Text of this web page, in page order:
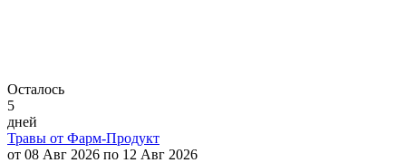
Осталось
5
дней
Травы от Фарм-Продукт
от 08 Авг 2026 по 12 Авг 2026